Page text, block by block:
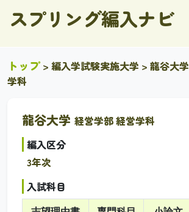
スプリング編入ナビ
トップ> 編入学試験実施大学 > 龍谷大学
学科
龍谷大学 経営学部 経営学科
編入区分
3年次
入試科目